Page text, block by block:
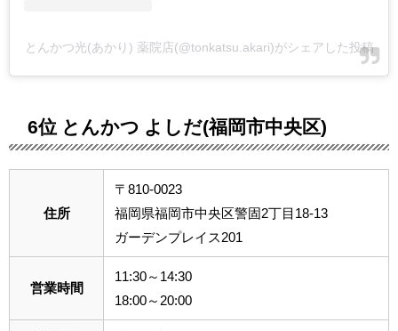
とんかつ光(あかり) 薬院店(@tonkatsu.akari)がシェアした投稿
6位 とんかつ よしだ(福岡市中央区)
住所
〒810-0023
福岡県福岡市中央区警固2丁目18-13
ガーデンプレイス201
営業時間
11:30～14:30
18:00～20:00